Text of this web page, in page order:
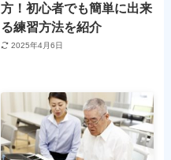
方！初心者でも簡単に出来
る練習方法を紹介
2025年4月6日